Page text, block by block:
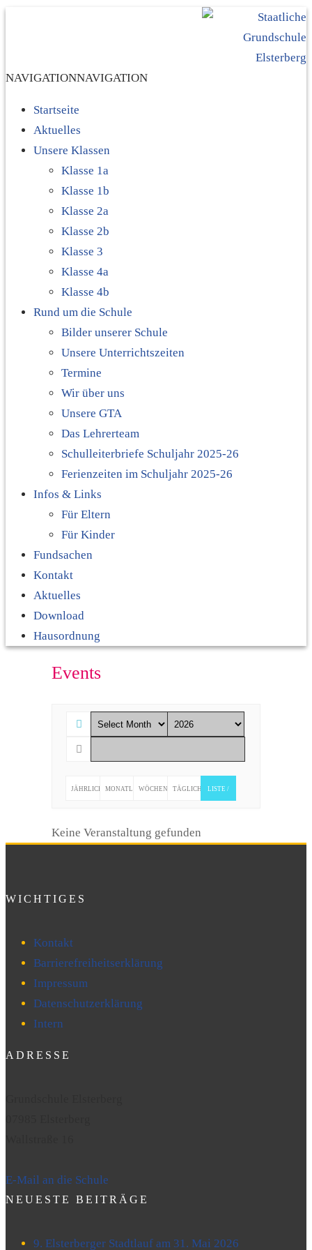
NAVIGATIONNAVIGATION
Startseite
Aktuelles
Unsere Klassen
Klasse 1a
Klasse 1b
Klasse 2a
Klasse 2b
Klasse 3
Klasse 4a
Klasse 4b
Rund um die Schule
Bilder unserer Schule
Unsere Unterrichtszeiten
Termine
Wir über uns
Unsere GTA
Das Lehrerteam
Schulleiterbriefe Schuljahr 2025-26
Ferienzeiten im Schuljahr 2025-26
Infos & Links
Für Eltern
Für Kinder
Fundsachen
Kontakt
Aktuelles
Download
Hausordnung
Events
JÄHRLICH MONATLICHWÖCHENTLICHTÄGLICH LISTE /
Keine Veranstaltung gefunden
WICHTIGES
Kontakt
Barrierefreiheitserklärung
Impressum
Datenschutzerklärung
Intern
ADRESSE
E-Mail an die Schule
NEUESTE BEITRÄGE
9. Elsterberger Stadtlauf am 31. Mai 2026